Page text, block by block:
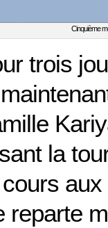
Cinquième
trois
la
reparte